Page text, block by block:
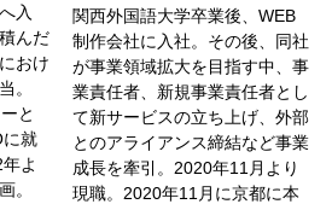
入
んだ
おけ
。
と
に就
よ
。
関西外国語大学卒業後、WEB
制作会社に入社。その後、同社
が事業領域拡大を目指す中、事
業責任者、新規事業責任者とし
て新サービスの立ち上げ、外部
とのアライアンス締結など事業
成長を牽引。2020年11月より
現職。2020年11月に京都に本